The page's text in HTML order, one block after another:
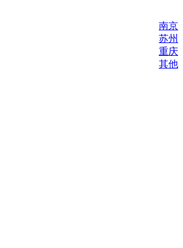
南京
苏州
重庆
其他